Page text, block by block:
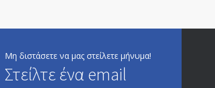
Μη διστάσετε να μας στείλετε μήνυμα!
Στείλτε ένα email